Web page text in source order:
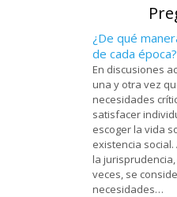
¿De qué
de cada época?
En discusiones
una y otra vez
necesidades
satisfacer
escoger la vida
existencia
la
veces, se
necesidades…